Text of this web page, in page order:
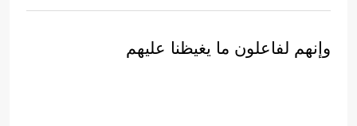
وإنهم لفاعلون ما يغيظنا عليهم